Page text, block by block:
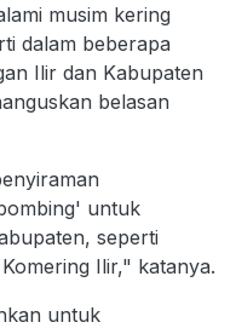
musim kering
dalam beberapa
Ilir dan Kabupaten
belasan
untuk
seperti
Ilir," katanya.
untuk